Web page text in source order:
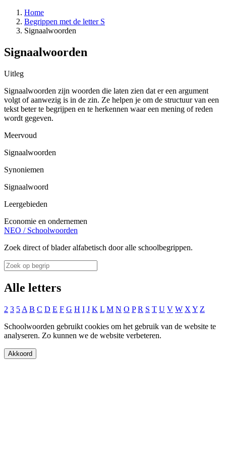
Home
Begrippen met de letter S
Signaalwoorden
Signaalwoorden
Uitleg
Signaalwoorden zijn woorden die laten zien dat er een argument
volgt of aanwezig is in de zin. Ze helpen je om de structuur van een
tekst beter te begrijpen en te herkennen waar een mening of reden
wordt gegeven.
Meervoud
Signaalwoorden
Synoniemen
Signaalwoord
Leergebieden
Economie en ondernemen
NEO / Schoolwoorden
Zoek direct of blader alfabetisch door alle schoolbegrippen.
Alle letters
2 3 5 A B C D E F G H I J K L M N O P R S T U V W X Y Z
Schoolwoorden gebruikt cookies om het gebruik van de website te
analyseren. Zo kunnen we de website verbeteren.
Akkoord